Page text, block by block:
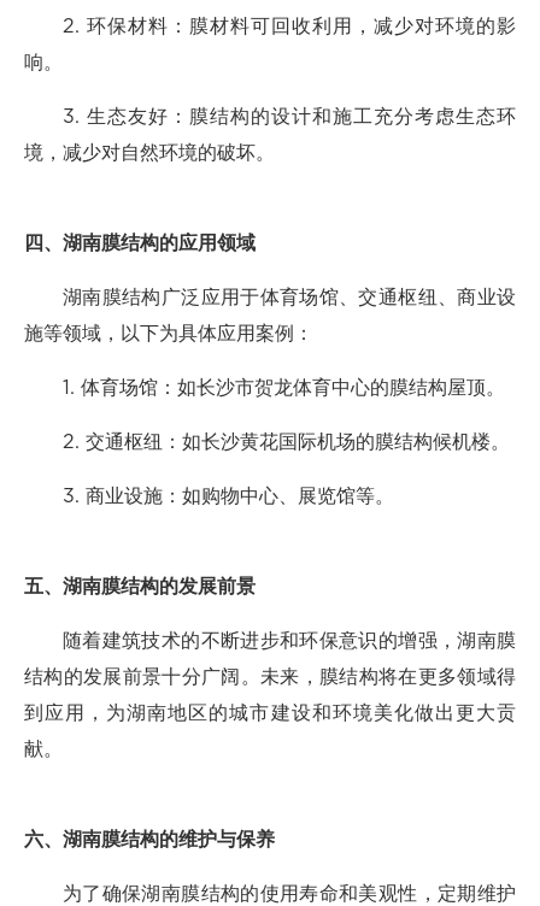
2. 环保材料：膜材料可回收利用，减少对环境的影
响。
3. 生态友好：膜结构的设计和施工充分考虑生态环
境，减少对自然环境的破坏。
四、湖南膜结构的应用领域
湖南膜结构广泛应用于体育场馆、交通枢纽、商业设
施等领域，以下为具体应用案例：
1. 体育场馆：如长沙市贺龙体育中心的膜结构屋顶。
2. 交通枢纽：如长沙黄花国际机场的膜结构候机楼。
3. 商业设施：如购物中心、展览馆等。
五、湖南膜结构的发展前景
随着建筑技术的不断进步和环保意识的增强，湖南膜
结构的发展前景十分广阔。未来，膜结构将在更多领域得
到应用，为湖南地区的城市建设和环境美化做出更大贡
献。
六、湖南膜结构的维护与保养
为了确保湖南膜结构的使用寿命和美观性，定期维护